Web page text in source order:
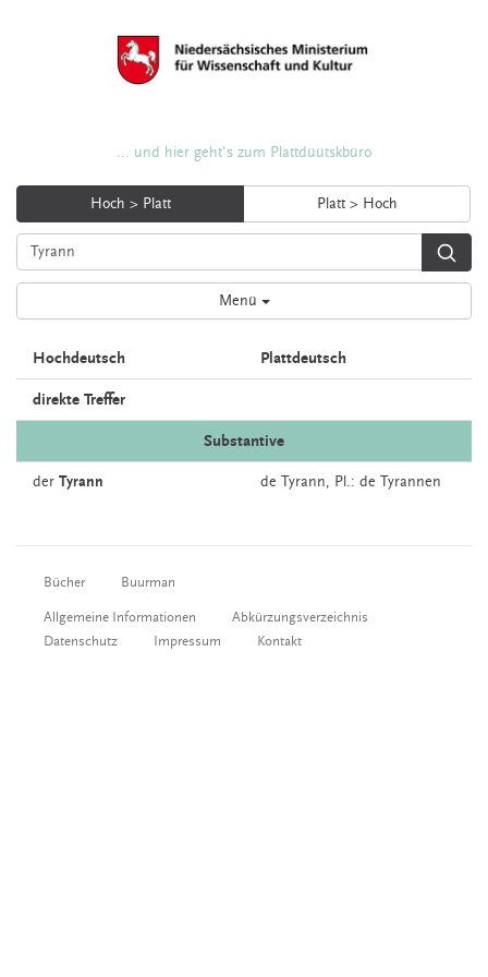
... und hier geht's zum Plattdüütskbüro
Hoch > Platt Platt > Hoch
Menü
Hochdeutsch Plattdeutsch
direkte Treffer
Substantive
der Tyrann de Tyrann, Pl.: de Tyrannen
Bücher Buurman
Allgemeine Informationen
Abkürzungsverzeichnis
Datenschutz
Impressum Kontakt